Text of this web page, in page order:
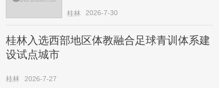
桂林 2026-7-30
桂林入选西部地区体教融合足球青训体系建
设试点城市
桂林 2026-7-27